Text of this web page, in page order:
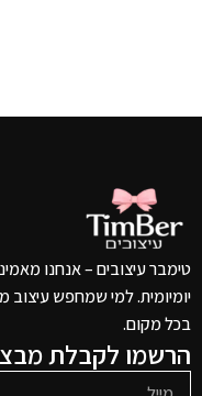
טימבר עיצובים – אנחנו
יומיומית. למי שמחפש עיצוב
בכל מקום.
הרשמו לקבלת